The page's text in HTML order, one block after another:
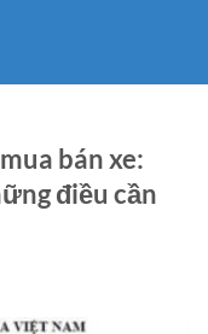
bán xe:
điều cần